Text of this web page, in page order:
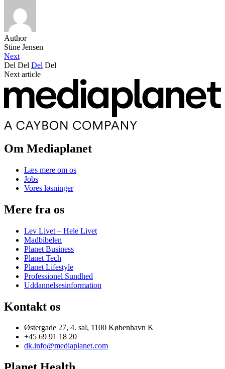
Author
Stine Jensen
Next
Del Del Del Del
Next article
Om Mediaplanet
Læs mere om os
Jobs
Vores løsninger
Mere fra os
Lev Livet – Hele Livet
Madbibelen
Planet Business
Planet Tech
Planet Lifestyle
Professionel Sundhed
Uddannelsesinformation
Kontakt os
Østergade 27, 4. sal, 1100 København K
+45 69 91 18 20
dk.info@mediaplanet.com